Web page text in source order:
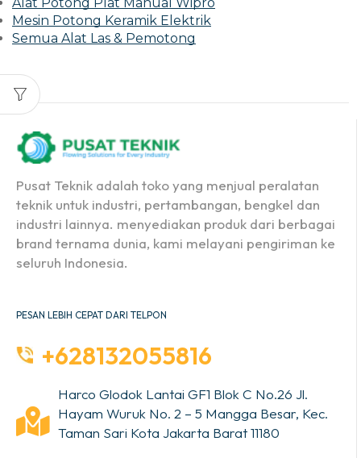
Mesin Potong Keramik Elektrik
Semua Alat Las & Pemotong
Pusat Teknik adalah toko yang menjual peralatan
teknik untuk industri, pertambangan, bengkel dan
industri lainnya. menyediakan produk dari berbagai
brand ternama dunia, kami melayani pengiriman ke
seluruh Indonesia.
PESAN LEBIH CEPAT DARI TELPON
+628132055816
Harco Glodok Lantai GF1 Blok C No.26 Jl.
Hayam Wuruk No. 2 – 5 Mangga Besar, Kec.
Taman Sari Kota Jakarta Barat 11180